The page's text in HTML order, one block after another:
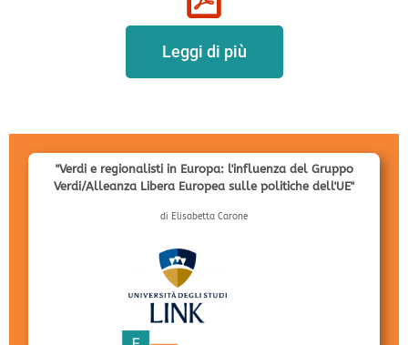
Leggi di più
"Verdi e regionalisti in Europa: l'influenza del Gruppo
Verdi/Alleanza Libera Europea sulle politiche dell'UE"
di Elisabetta Carone